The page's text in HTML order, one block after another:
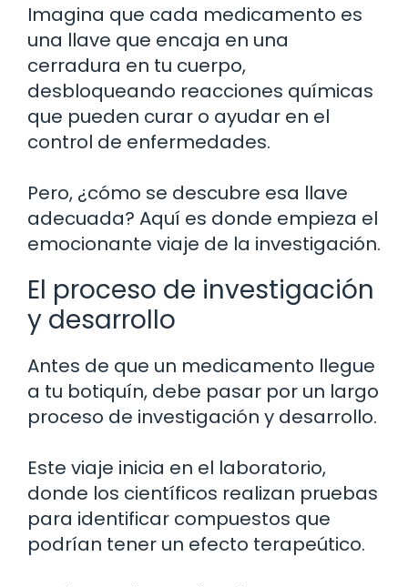
Imagina que cada medicamento es
una llave que encaja en una
cerradura en tu cuerpo,
desbloqueando reacciones químicas
que pueden curar o ayudar en el
control de enfermedades.
Pero, ¿cómo se descubre esa llave
adecuada? Aquí es donde empieza el
emocionante viaje de la investigación.
El proceso de investigación
y desarrollo
Antes de que un medicamento llegue
a tu botiquín, debe pasar por un largo
proceso de investigación y desarrollo.
Este viaje inicia en el laboratorio,
donde los científicos realizan pruebas
para identificar compuestos que
podrían tener un efecto terapeútico.